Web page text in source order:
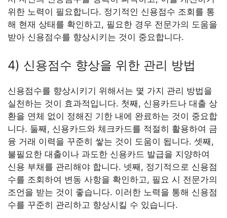
위한 노력이 필요합니다. 정기적인 신용점수 조회를 통
해 현재 상태를 확인하고, 필요한 경우 전문가의 도움을
받아 신용점수를 향상시키는 것이 중요합니다.
4) 신용점수 향상을 위한 관리 방법
신용점수를 향상시키기 위해서는 몇 가지 관리 방법을
실천하는 것이 효과적입니다. 첫째, 신용카드나 대출 상
환을 연체 없이 정해진 기한 내에 완료하는 것이 중요합
니다. 둘째, 신용카드와 체크카드를 적절히 활용하여 금
융 거래 이력을 꾸준히 쌓는 것이 도움이 됩니다. 셋째,
불필요한 대출이나 과도한 신용카드 발급을 지양하여
신용 부채를 관리해야 합니다. 넷째, 정기적으로 신용점
수를 조회하여 변동 사항을 확인하고, 필요 시 전문가의
조언을 받는 것이 좋습니다. 이러한 노력을 통해 신용점
수를 꾸준히 관리하고 향상시킬 수 있습니다.